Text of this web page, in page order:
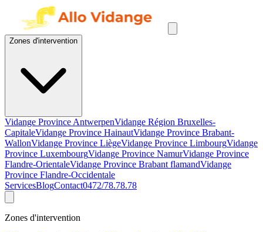
Zones d'intervention
Vidange Province AntwerpenVidange Région Bruxelles-
CapitaleVidange Province HainautVidange Province Brabant-
WallonVidange Province LiègeVidange Province LimbourgVidange
Province LuxembourgVidange Province NamurVidange Province
Flandre-OrientaleVidange Province Brabant flamandVidange
Province Flandre-Occidentale
ServicesBlogContact0472/78.78.78
Zones d'intervention